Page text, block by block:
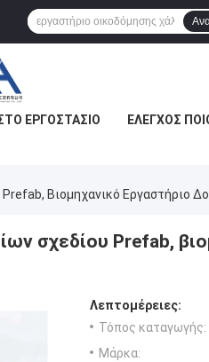
ΕΡΓΟΣΤΆΣΙΟ ΈΛΕΓΧΟΣ
Βιομηχανικό Εργαστήριο
σχεδίου Prefab,
Λεπτομέρειες:
Τόπος καταγωγής:
Μάρκα: